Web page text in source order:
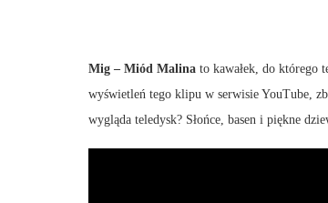
Mig – Miód Malina to kawałek, do którego
wyświetleń tego klipu w serwisie YouTube,
wygląda teledysk? Słońce, basen i piękne